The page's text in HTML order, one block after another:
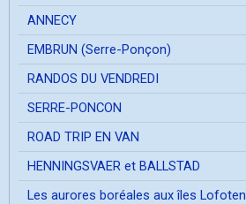
ANNECY
EMBRUN (Serre-Ponçon)
RANDOS DU VENDREDI
SERRE-PONCON
ROAD TRIP EN VAN
HENNINGSVAER et BALLSTAD
Les aurores boréales aux îles Lofoten